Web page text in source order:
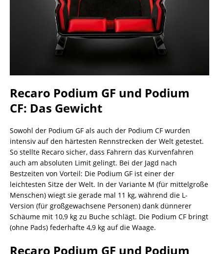
Recaro Podium GF und Podium
CF: Das Gewicht
Sowohl der Podium GF als auch der Podium CF wurden
intensiv auf den härtesten Rennstrecken der Welt getestet.
So stellte Recaro sicher, dass Fahrern das Kurvenfahren
auch am absoluten Limit gelingt. Bei der Jagd nach
Bestzeiten von Vorteil: Die Podium GF ist einer der
leichtesten Sitze der Welt. In der Variante M (für mittelgroße
Menschen) wiegt sie gerade mal 11 kg, während die L-
Version (für großgewachsene Personen) dank dünnerer
Schäume mit 10,9 kg zu Buche schlägt. Die Podium CF bringt
(ohne Pads) federhafte 4,9 kg auf die Waage.
Recaro Podium GF und Podium